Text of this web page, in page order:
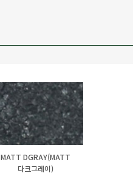
MATT DGRAY(MATT
다크그레이)